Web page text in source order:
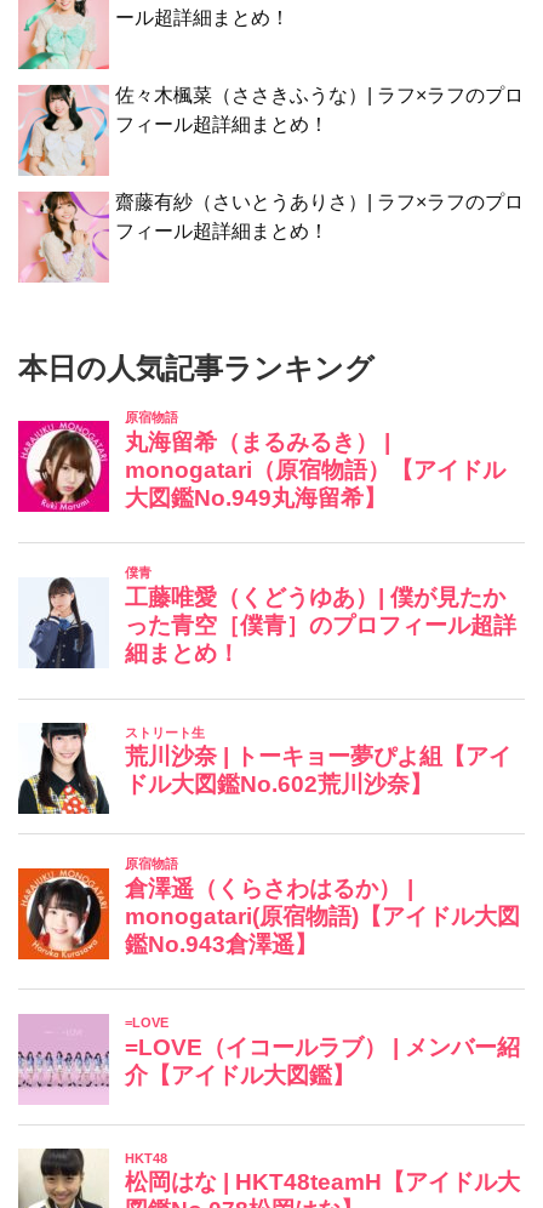
ール超詳細まとめ！
佐々木楓菜（ささきふうな）| ラフ×ラフのプロ
フィール超詳細まとめ！
齋藤有紗（さいとうありさ）| ラフ×ラフのプロ
フィール超詳細まとめ！
本日の人気記事ランキング